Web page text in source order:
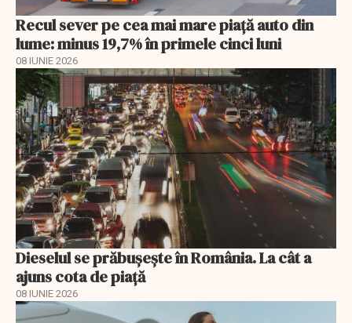
Recul sever pe cea mai mare piață auto din
lume: minus 19,7% în primele cinci luni
08 IUNIE 2026
Dieselul se prăbușește în România. La cât a
ajuns cota de piață
08 IUNIE 2026